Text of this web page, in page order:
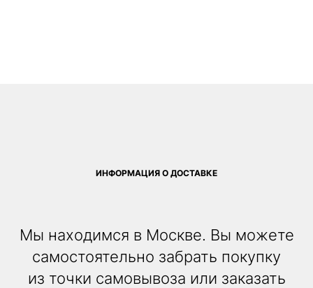
ИНФОРМАЦИЯ О ДОСТАВКЕ
Мы находимся в Москве. Вы можете
самостоятельно забрать покупку
из точки самовывоза или заказать